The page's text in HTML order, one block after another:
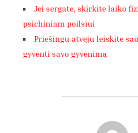
Jei sergate, skirkite laiko
psichiniam poilsiui
Priešingu atveju leiskite
gyventi savo gyvenimą
POST AUTHOR